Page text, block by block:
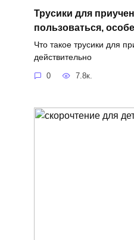
Трусики для
пользоваться,
Что такое трусики для
действительно
0 7.8к.